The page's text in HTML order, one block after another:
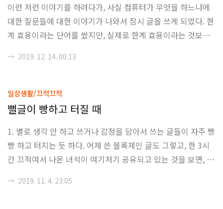
사실 현업에 있는 사람이라면 다들 공감할 글이라고 생각한다.
근데 그게 왜 OKKY에 올라가서 인기를 끌었는지는 잘 ..
이런 저런 이야기를 하려다가, 사실 컴퓨터가 무엇을 하느냐에
대한 질문들에 대한 이야기가 나와서 잠시 글을 쓰게 되었다. 한
계 효용이라는 단어를 썼지만, 실제로 한계 효용이라는 것보다
여튼, 이야기를 시작해보자. 경제학에서는 한계 효용이라는 용
게 생각한다면 위키피디아에 언급된 것처럼, 갈증을 느낄 때의
물 한 모금과 그 다음의 한 모금과, 그 다음의.... 최종적으로 갈
다. 즉, 재화가 어느정도 쌓이게 된다면, 재화의 가치는 선형적
으로 증가하는 것이 아니라 점점 가치가 증가하는 속도가 떨어
진다는 것이라고 하면 되겠다. "한계..
→ 2019. 12. 14. 00:13
일상생활/끄적끄적
뻘글이 빵하고 터질 때
1. 별로 생각 안 하고 쓰거나 감정을 담아서 쓰는 글들이 자주 빵
빵 하고 터지는 듯 하다. 어제 쓴 블록체인 글도 그렇고, 한 3시
간 끄적여서 나온 녀석이 여기저기 공유되고 있는 것을 보면, 도
는 경우가 많다. 별다른 글도 아니고, 기술 집약적인, 특히 시간
→ 2019. 11. 4. 23:05